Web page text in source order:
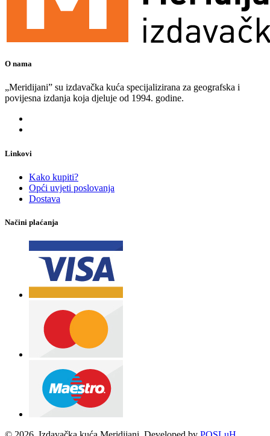
O nama
„Meridijani” su izdavačka kuća specijalizirana za geografska i
povijesna izdanja koja djeluje od 1994. godine.
Linkovi
Kako kupiti?
Opći uvjeti poslovanja
Dostava
Načini plaćanja